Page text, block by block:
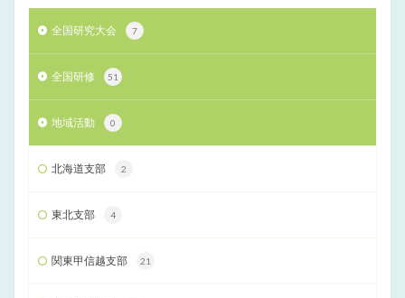
全国研究大会 7
全国研修 51
地域活動 0
北海道支部 2
東北支部 4
関東甲信越支部 21